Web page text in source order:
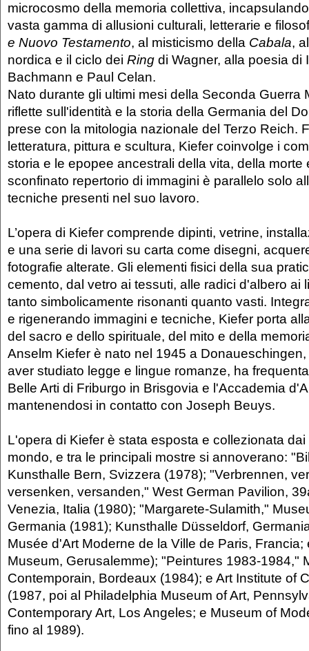
microcosmo della memoria collettiva,
vasta gamma di allusioni culturali, letterarie e
e Nuovo Testamento, al misticismo della Cabala,
nordica e il ciclo dei Ring di Wagner, alla poesia di
Bachmann e Paul Celan.
Nato durante gli ultimi mesi della Seconda Guerra
riflette sull'identità e la storia della Germania del
prese con la mitologia nazionale del Terzo Reich.
letteratura, pittura e scultura, Kiefer coinvolge i
storia e le epopee ancestrali della vita, della morte
sconfinato repertorio di immagini è parallelo solo
tecniche presenti nel suo lavoro.
L’opera di Kiefer comprende dipinti, vetrine,
e una serie di lavori su carta come disegni,
fotografie alterate. Gli elementi fisici della sua
cemento, dal vetro ai tessuti, alle radici d'albero ai
tanto simbolicamente risonanti quanto vasti.
e rigenerando immagini e tecniche, Kiefer porta
del sacro e dello spirituale, del mito e della
Anselm Kiefer è nato nel 1945 a
aver studiato legge e lingue romanze, ha
Belle Arti di Friburgo in Brisgovia e l'Accademia
mantenendosi in contatto con Joseph Beuys.
L'opera di Kiefer è stata esposta e collezionata
mondo, e tra le principali mostre si annoverano:
Kunsthalle Bern, Svizzera (1978); "Verbrennen,
versenken, versanden," West German Pavilion,
Venezia, Italia (1980); "Margarete-Sulamith,"
Germania (1981); Kunsthalle Düsseldorf,
Musée d'Art Moderne de la Ville de Paris, Francia;
Museum, Gerusalemme); "Peintures 1983-1984,"
Contemporain, Bordeaux (1984); e Art Institute of
(1987, poi al Philadelphia Museum of Art,
Contemporary Art, Los Angeles; e Museum of
fino al 1989).